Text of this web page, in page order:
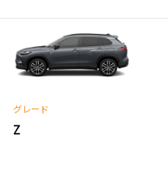
グレード
Z